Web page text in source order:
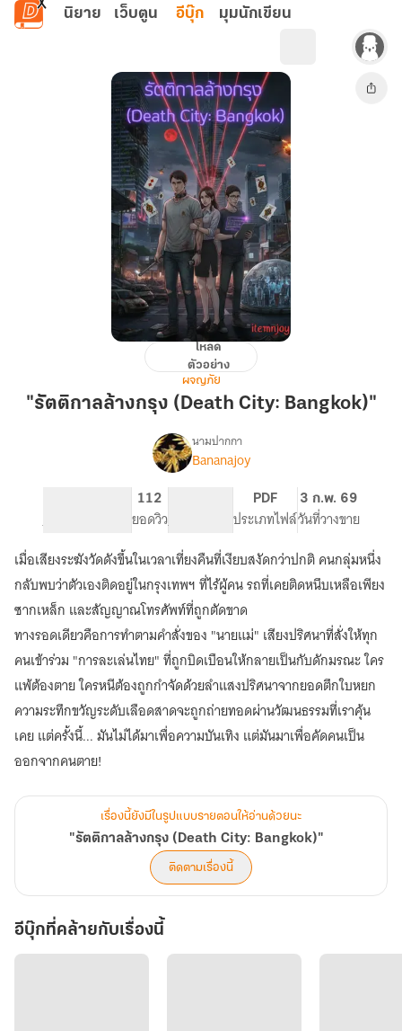
ข้ามไปยังเนื้อหาหลัก
นิยาย เว็บตูน อีบุ๊ก มุมนักเขียน
"รัตติกาล
กรุง
(Death
Bangkok)"
โหลด
ตัวอย่าง
ผจญภัย
"รัตติกาลล้างกรุง (Death City: Bangkok)"
เรื่อง"รัตติกาล
(Death
Bangkok)"
นามปากกา
Bananajoy
จำนวนหน้า (A5)
112
ยอดวิวระดับเนื้อหา
PDF
ประเภทไฟล์
3 ก.พ. 69
วันที่วางขาย
เมื่อเสียงระฆังวัดดังขึ้นในเวลาเที่ยงคืนที่เงียบสงัดกว่าปกติ คนกลุ่มหนึ่ง
กลับพบว่าตัวเองติดอยู่ในกรุงเทพฯ ที่ไร้ผู้คน รถที่เคยติดหนึบเหลือเพียง
ซากเหล็ก และสัญญาณโทรศัพท์ที่ถูกตัดขาด
ทางรอดเดียวคือการทำตามคำสั่งของ "นายแม่" เสียงปริศนาที่สั่งให้ทุก
คนเข้าร่วม "การละเล่นไทย" ที่ถูกบิดเบือนให้กลายเป็นกับดักมรณะ ใคร
แพ้ต้องตาย ใครหนีต้องถูกกำจัดด้วยลำแสงปริศนาจากยอดตึกใบหยก
ความระทึกขวัญระดับเลือดสาดจะถูกถ่ายทอดผ่านวัฒนธรรมที่เราคุ้น
เคย แต่ครั้งนี้... มันไม่ได้มาเพื่อความบันเทิง แต่มันมาเพื่อคัดคนเป็น
เรื่องนี้ยังมีในรูปแบบรายตอนให้อ่านด้วยนะ
"รัตติกาลล้างกรุง (Death City: Bangkok)"
ติดตามเรื่องนี้
อีบุ๊กที่คล้ายกับเรื่องนี้